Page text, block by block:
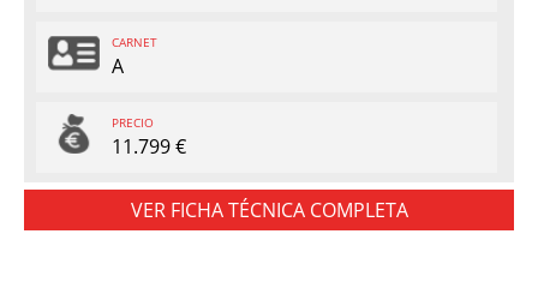
CARNET
A
PRECIO
11.799 €
VER FICHA TÉCNICA COMPLETA